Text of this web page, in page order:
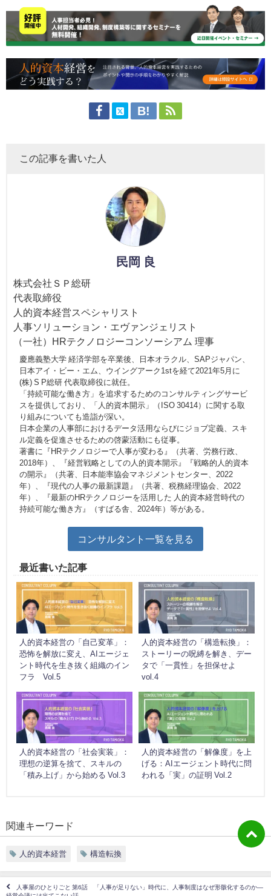
この記事を書いた人
民岡 良
株式会社ＳＰ総研
代表取締役
人的資本経営スペシャリスト
人事ソリューション・エヴァンジェリスト
（一社）HRテクノロジーコンソーシアム 理事
慶應義塾大学 経済学部を卒業後、日本オラクル、SAPジャパン、
日本アイ・ビー・エム、ウイングアーク1stを経て2021年5月に
(株) S P総研 代表取締役に就任。
「持続可能な働き方」を追求するためのコンサルティングサービ
スを提供しており、「人的資本開示」（ISO 30414）に関する取
り組みについても造詣が深い。
日本企業の人事部におけるデータ活用ならびにジョブ定義、スキ
ル定義を促進させるための啓蒙活動にも従事。
著書に『HRテクノロジーで人事が変わる』（共著、労務行政、
2018年）、『経営戦略としての人的資本開示』『戦略的人的資本
の開示』（共著、日本能率協会マネジメントセンター、2022
年）、『現代の人事の最新課題』（共著、税務経理協会、2022
年）、『最新のHRテクノロジーを活用した 人的資本経営時代の
持続可能な働き方』（すばる舎、2024年）等がある。
コンサルタント一覧を見る
最近書いた記事
人的資本経営の「自己変革」：
恐怖を解放に変え、AIエージェ
ント時代を生き抜く組織のイン
フラ Vol.5
人的資本経営の「構造転換」：
ストーリーの呪縛を解き、デー
タで「一貫性」を担保せよ
vol.4
人的資本経営の「社会実装」：
理想の逆算を捨て、スキルの
「積み上げ」から始める Vol.3
人的資本経営の「解像度」を上
げる：AIエージェント時代に問
われる「実」の証明 Vol.2
関連キーワード
人的資本経営 構造転換
人事屋のひとりごと 第6話 「人事が足りない」時代に、人事制度はなぜ形骸化するのか―